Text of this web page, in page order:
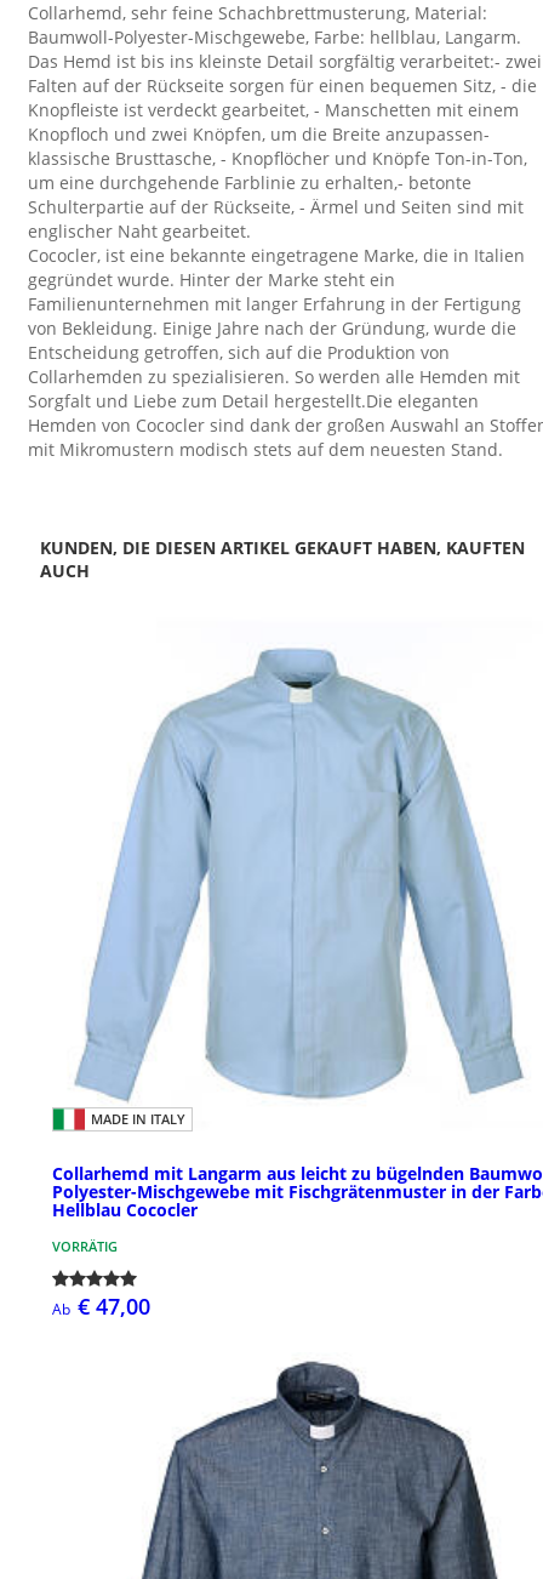
Collarhemd, sehr feine Schachbrettmusterung, Material:
Baumwoll-Polyester-Mischgewebe, Farbe: hellblau, Langarm.
Das Hemd ist bis ins kleinste Detail sorgfältig verarbeitet:- zwei
Falten auf der Rückseite sorgen für einen bequemen Sitz, - die
Knopfleiste ist verdeckt gearbeitet, - Manschetten mit einem
Knopfloch und zwei Knöpfen, um die Breite anzupassen-
klassische Brusttasche, - Knopflöcher und Knöpfe Ton-in-Ton,
um eine durchgehende Farblinie zu erhalten,- betonte
Schulterpartie auf der Rückseite, - Ärmel und Seiten sind mit
englischer Naht gearbeitet.
Cococler, ist eine bekannte eingetragene Marke, die in Italien
gegründet wurde. Hinter der Marke steht ein
Familienunternehmen mit langer Erfahrung in der Fertigung
von Bekleidung. Einige Jahre nach der Gründung, wurde die
Entscheidung getroffen, sich auf die Produktion von
Collarhemden zu spezialisieren. So werden alle Hemden mit
Sorgfalt und Liebe zum Detail hergestellt.Die eleganten
Hemden von Cococler sind dank der großen Auswahl an
mit Mikromustern modisch stets auf dem neuesten Stand.
KUNDEN, DIE DIESEN ARTIKEL GEKAUFT HABEN, KAUFTEN
AUCH
MADE IN ITALY
Collarhemd mit Langarm aus leicht zu bügelnden
Polyester-Mischgewebe mit Fischgrätenmuster in der
Hellblau Cococler
VORRÄTIG
Ab € 47,00